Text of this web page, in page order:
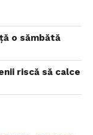
o sămbătă
riscă să calce